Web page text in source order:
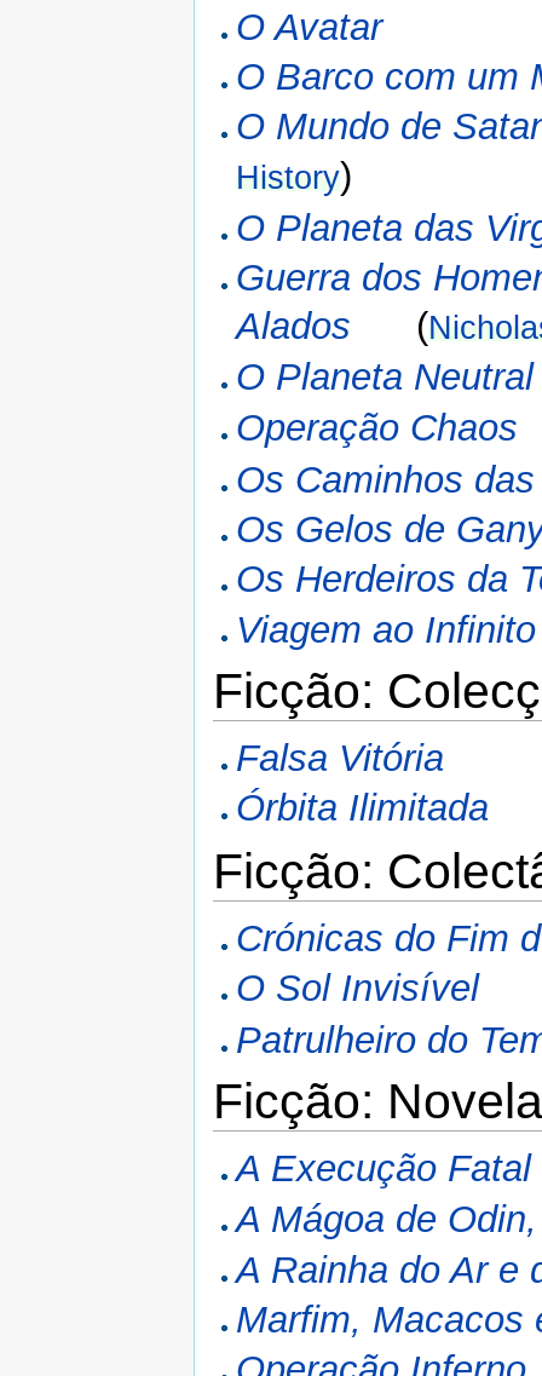
O Avatar
O Barco com um
O Mundo de
History)
O Planeta das
Guerra dos
Alados (
O Planeta Neutral
Operação Chaos
Os Caminhos
Os Gelos de
Os Herdeiros da
Viagem ao Infinito
Ficção:
Falsa Vitória
Órbita Ilimitada
Ficção:
Crónicas do Fim
O Sol Invisível
Patrulheiro do
Ficção:
A Execução Fatal
A Mágoa de
A Rainha do Ar e
Marfim, Macacos